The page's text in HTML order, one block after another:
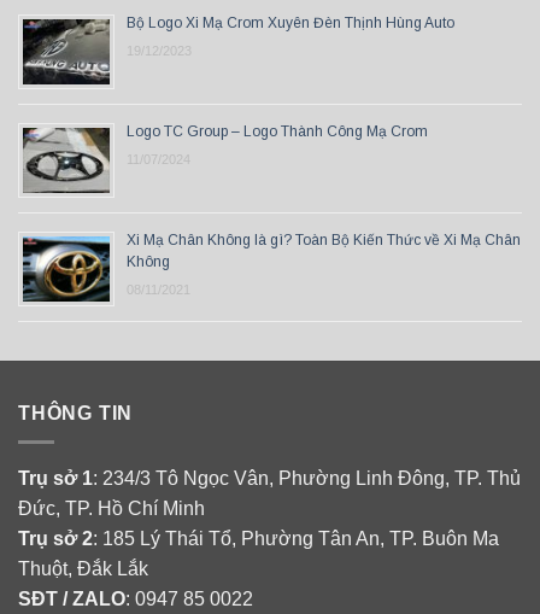
Bộ Logo Xi Mạ Crom Xuyên Đèn Thịnh Hùng Auto
19/12/2023
Logo TC Group – Logo Thành Công Mạ Crom
11/07/2024
Xi Mạ Chân Không là gì? Toàn Bộ Kiến Thức về Xi Mạ Chân
Không
08/11/2021
THÔNG TIN
Trụ sở 1: 234/3 Tô Ngọc Vân, Phường Linh Đông, TP. Thủ
Đức, TP. Hồ Chí Minh
Trụ sở 2: 185 Lý Thái Tổ, Phường Tân An, TP. Buôn Ma
Thuột, Đắk Lắk
SĐT / ZALO: 0947 85 0022